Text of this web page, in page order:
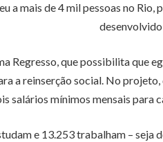
mais de 4 mil pessoas no
Regresso, que possibilita que
a reinserção social. No
salários mínimos mensais
e 13.253 trabalham – seja